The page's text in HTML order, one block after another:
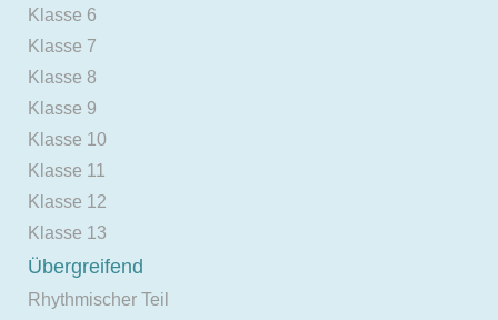
Klasse 6
Klasse 7
Klasse 8
Klasse 9
Klasse 10
Klasse 11
Klasse 12
Klasse 13
Übergreifend
Rhythmischer Teil